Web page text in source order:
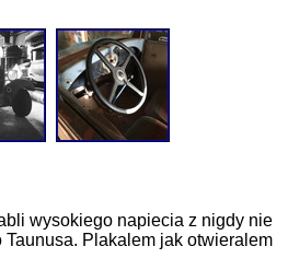
wysokiego napiecia z nigdy nie
Plakalem jak otwieralem